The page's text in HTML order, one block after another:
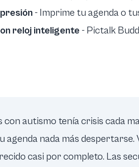
- Imprime tu agenda o
reloj inteligente - Pictalk
con autismo tenía crisis cada
agenda nada más
casi por completo. Las